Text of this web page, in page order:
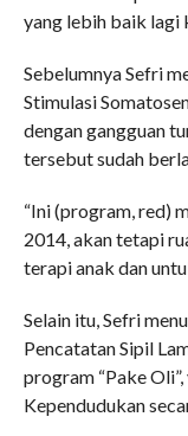
yang lebih baik lagi
Sebelumnya Sefri
Stimulasi
dengan gangguan
tersebut sudah
“Ini (program, red)
2014, akan tetapi
terapi anak dan
Selain itu, Sefri
Pencatatan Sipil
program “Pake
Kependudukan